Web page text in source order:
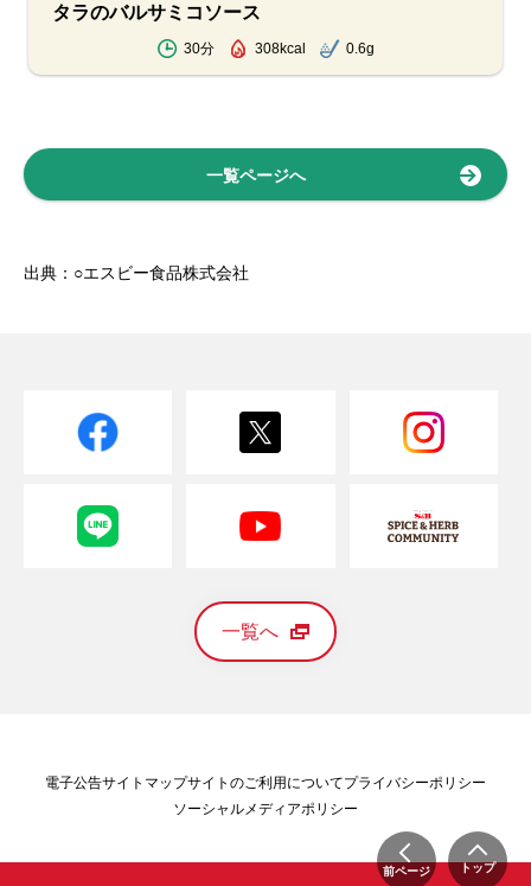
タラのバルサミコソース
30分 308kcal 0.6g
一覧ページへ
出典：○エスビー食品株式会社
前ページ トップ
一覧へ
電子公告サイトマップサイトのご利用についてプライバシーポリシー
ソーシャルメディアポリシー